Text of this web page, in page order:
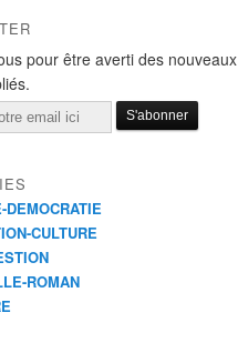
pour être averti des nouveaux
DEMOCRATIE
CULTURE
ROMAN